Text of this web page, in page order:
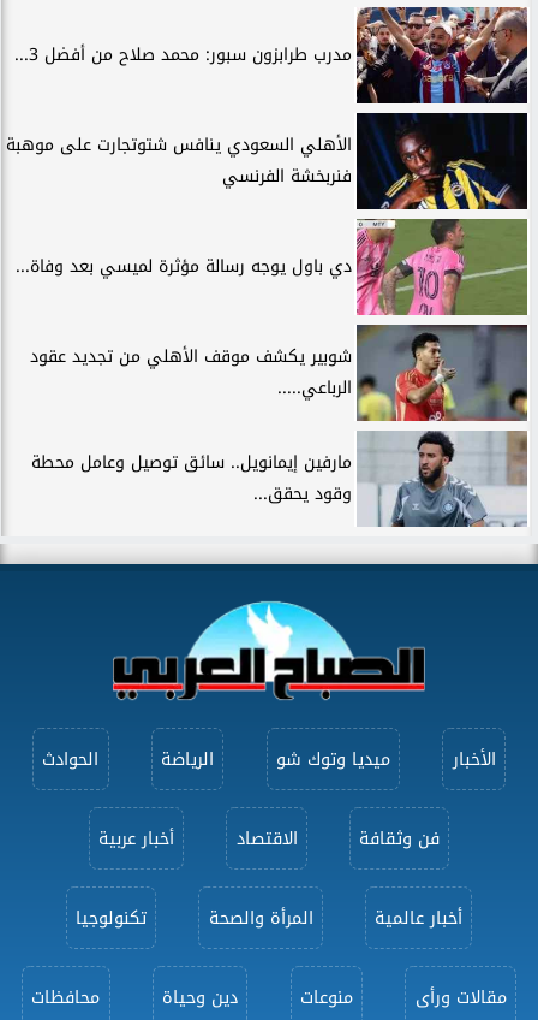
مدرب طرابزون سبور: محمد صلاح من أفضل 3...
الأهلي السعودي ينافس شتوتجارت على موهبة
فنربخشة الفرنسي
دي باول يوجه رسالة مؤثرة لميسي بعد وفاة...
شوبير يكشف موقف الأهلي من تجديد عقود
الرباعي.....
مارفين إيمانويل.. سائق توصيل وعامل محطة
وقود يحقق...
الأخبار ميديا وتوك شو الرياضة الحوادث
فن وثقافة الاقتصاد أخبار عربية
أخبار عالمية المرأة والصحة تكنولوجيا
مقالات ورأى منوعات دين وحياة محافظات